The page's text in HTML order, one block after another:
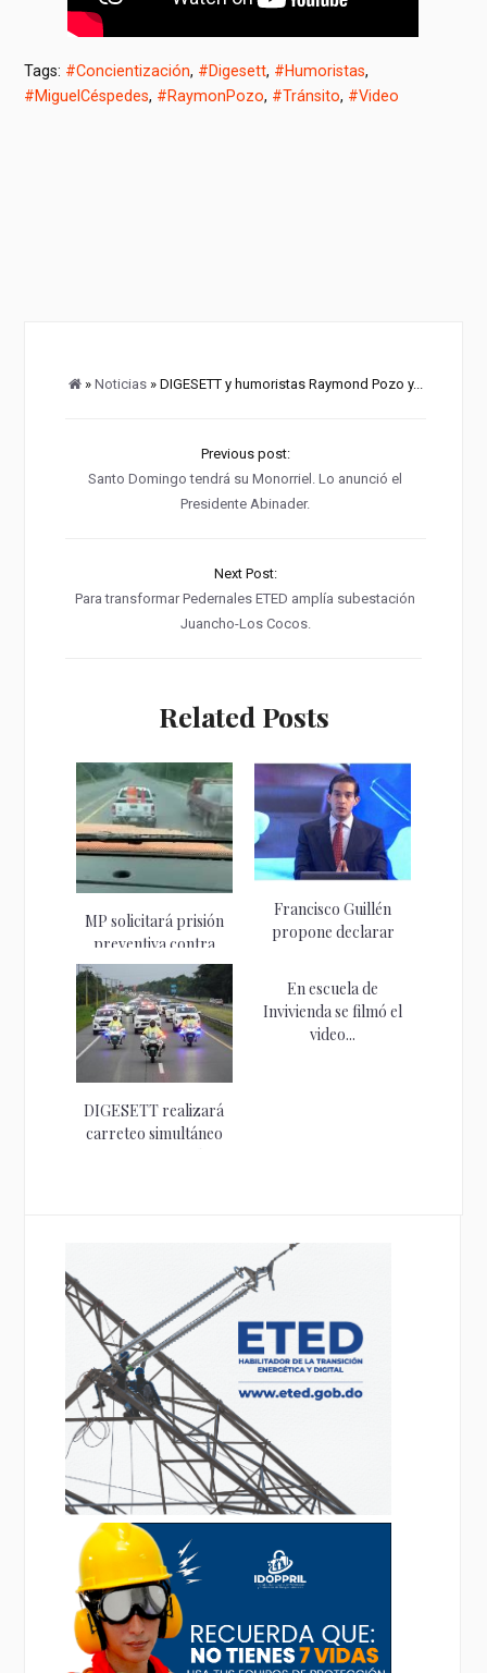
Tags: #Concientización, #Digesett, #Humoristas,
#MiguelCéspedes, #RaymonPozo, #Tránsito, #Video
» Noticias» DIGESETT y humoristas Raymond Pozo y...
Previous post:
Santo Domingo tendrá su Monorriel. Lo anunció el
Presidente Abinader.
Next Post:
Para transformar Pedernales ETED amplía subestación
Juancho-Los Cocos.
Related Posts
MP solicitará prisión
preventiva contra
hombre que chocó...
Francisco Guillén
propone declarar
DIGESETT realizará
carreteo simultáneo
En escuela de
Invivienda se filmó el
video...